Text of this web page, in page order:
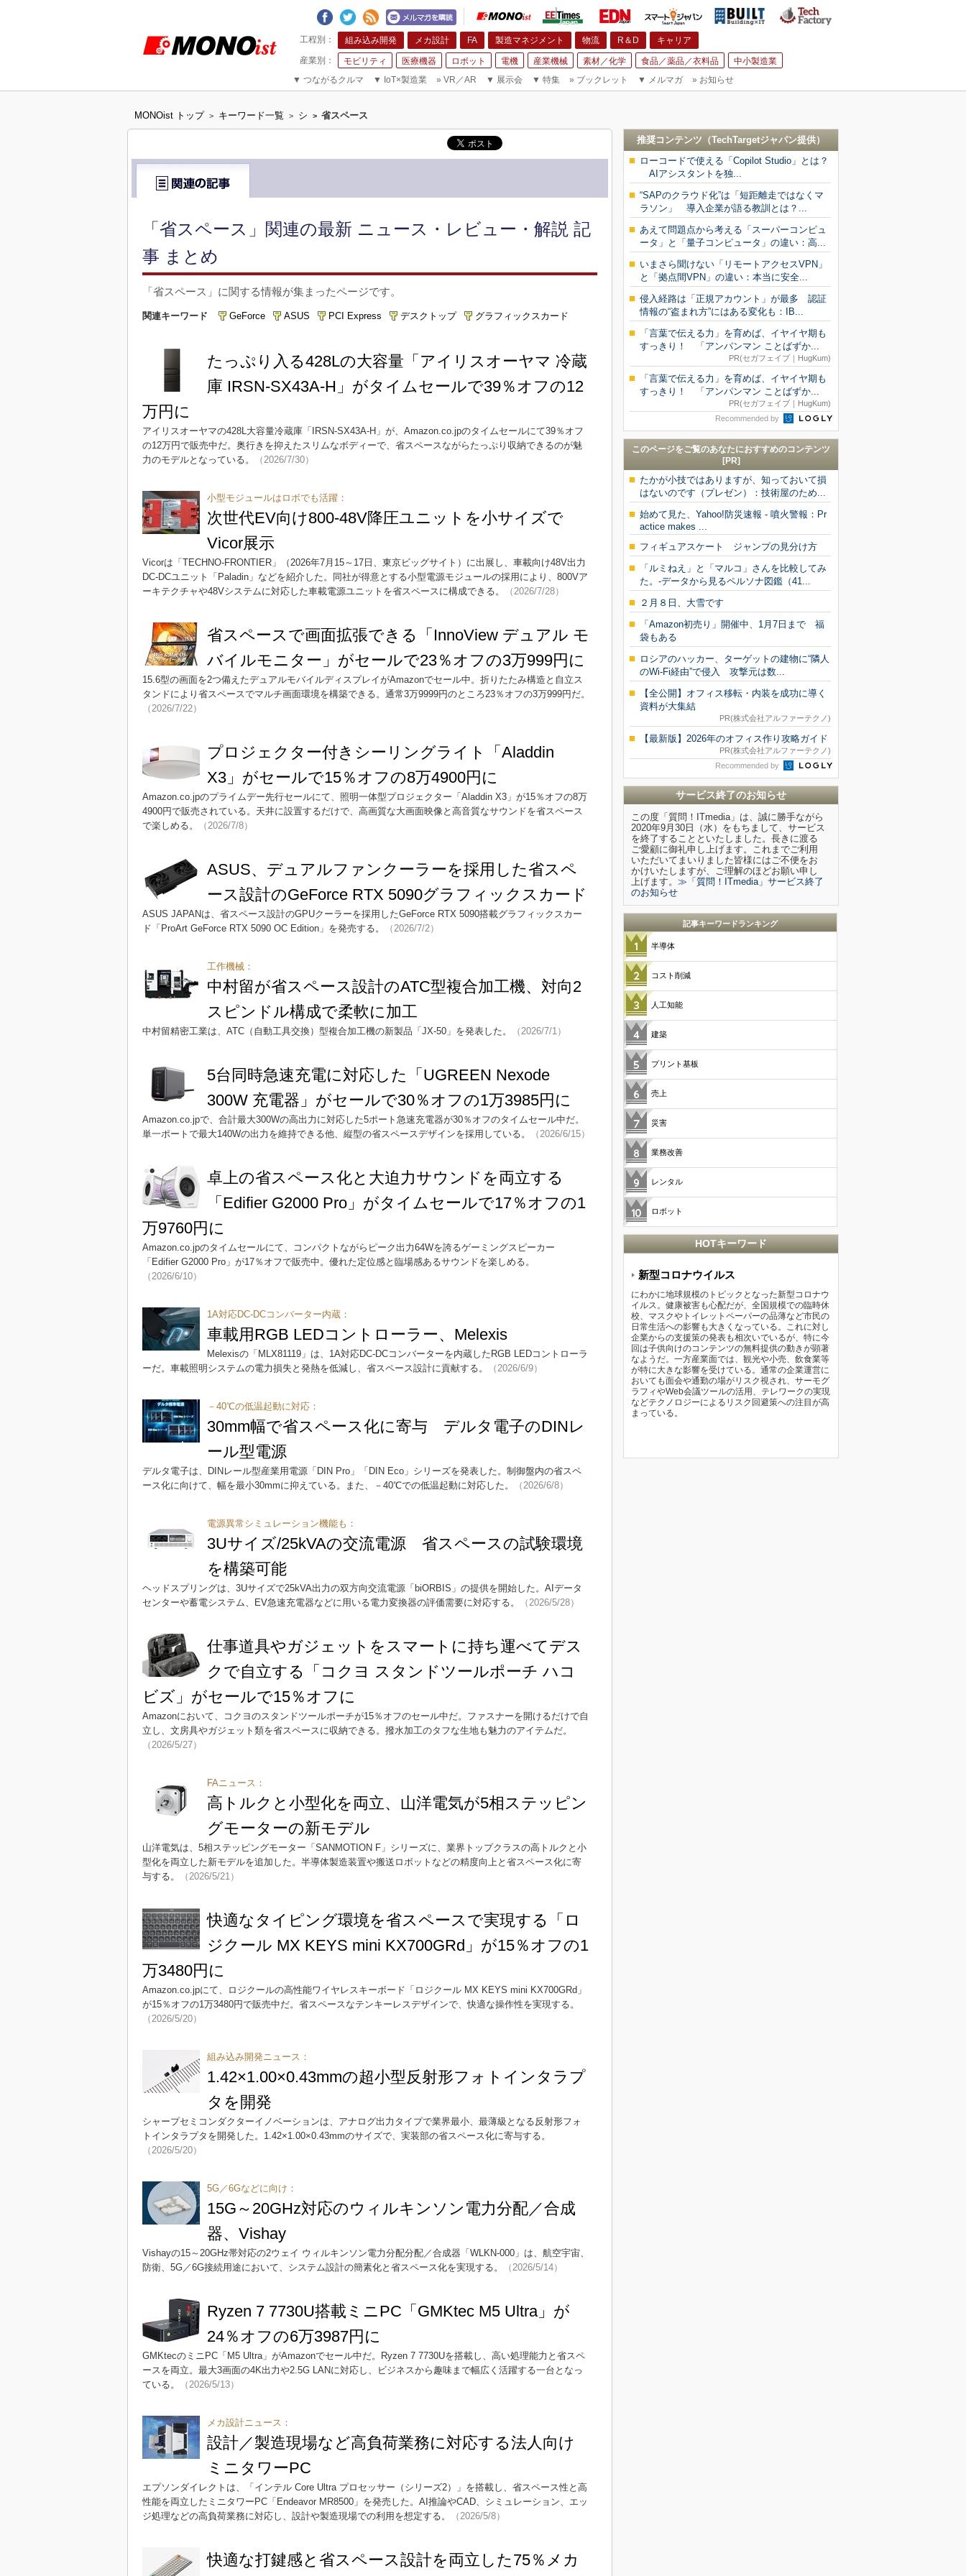
組み込み開発 メカ設計 FA 製造マネジメント 物流 R＆D キャリア
モビリティ 医療機器 ロボット 電機 産業機械 素材／化学 食品／薬品／衣料品
中小製造業
▼ つながるクルマ ▼ IoT×製造業 » VR／AR ▼ 展示会 ▼ 特集 » ブックレット ▼ メルマガ » お知らせ
MONOist トップ > キーワード一覧 > シ > 省スペース
「省スペース」関連の最新 ニュース・レビュー・解説 記
事 まとめ
「省スペース」に関する情報が集まったページです。
関連キーワード GeForce ASUS PCI Express デスクトップ グラフィックスカード
たっぷり入る428Lの大容量「アイリスオーヤマ 冷蔵
庫 IRSN-SX43A-H」がタイムセールで39％オフの12
万円に
アイリスオーヤマの428L大容量冷蔵庫「IRSN-SX43A-H」が、Amazon.co.jpのタイムセールにて39％オフ
の12万円で販売中だ。奥行きを抑えたスリムなボディーで、省スペースながらたっぷり収納できるのが魅
力のモデルとなっている。
（2026/7/30）
小型モジュールはロボでも活躍：
次世代EV向け800-48V降圧ユニットを小サイズで
Vicor展示
Vicorは「TECHNO-FRONTIER」（2026年7月15～17日、東京ビッグサイト）に出展し、車載向け48V出力
DC-DCユニット「Paladin」などを紹介した。同社が得意とする小型電源モジュールの採用により、800Vア
ーキテクチャや48Vシステムに対応した車載電源ユニットを省スペースに構成できる。
（2026/7/28）
省スペースで画面拡張できる「InnoView デュアル モ
バイルモニター」がセールで23％オフの3万999円に
15.6型の画面を2つ備えたデュアルモバイルディスプレイがAmazonでセール中。折りたたみ構造と自立ス
タンドにより省スペースでマルチ画面環境を構築できる。通常3万9999円のところ23％オフの3万999円だ。
（2026/7/22）
プロジェクター付きシーリングライト「Aladdin
X3」がセールで15％オフの8万4900円に
Amazon.co.jpのプライムデー先行セールにて、照明一体型プロジェクター「Aladdin X3」が15％オフの8万
4900円で販売されている。天井に設置するだけで、高画質な大画面映像と高音質なサウンドを省スペース
で楽しめる。
（2026/7/8）
ASUS、デュアルファンクーラーを採用した省スペ
ース設計のGeForce RTX 5090グラフィックスカード
ASUS JAPANは、省スペース設計のGPUクーラーを採用したGeForce RTX 5090搭載グラフィックスカー
ド「ProArt GeForce RTX 5090 OC Edition」を発売する。
（2026/7/2）
工作機械：
中村留が省スペース設計のATC型複合加工機、対向2
スピンドル構成で柔軟に加工
中村留精密工業は、ATC（自動工具交換）型複合加工機の新製品「JX-50」を発表した。 （2026/7/1）
5台同時急速充電に対応した「UGREEN Nexode
300W 充電器」がセールで30％オフの1万3985円に
Amazon.co.jpで、合計最大300Wの高出力に対応した5ポート急速充電器が30％オフのタイムセール中だ。
単一ポートで最大140Wの出力を維持できる他、縦型の省スペースデザインを採用している。
（2026/6/15）
卓上の省スペース化と大迫力サウンドを両立する
「Edifier G2000 Pro」がタイムセールで17％オフの1
万9760円に
Amazon.co.jpのタイムセールにて、コンパクトながらピーク出力64Wを誇るゲーミングスピーカー
「Edifier G2000 Pro」が17％オフで販売中。優れた定位感と臨場感あるサウンドを楽しめる。
（2026/6/10）
1A対応DC-DCコンバーター内蔵：
車載用RGB LEDコントローラー、Melexis
Melexisの「MLX81119」は、1A対応DC-DCコンバーターを内蔵したRGB LEDコントローラ
ーだ。車載照明システムの電力損失と発熱を低減し、省スペース設計に貢献する。
（2026/6/9）
－40℃の低温起動に対応：
30mm幅で省スペース化に寄与 デルタ電子のDINレ
ール型電源
デルタ電子は、DINレール型産業用電源「DIN Pro」「DIN Eco」シリーズを発表した。制御盤内の省スペ
ース化に向けて、幅を最小30mmに抑えている。また、－40℃での低温起動に対応した。
（2026/6/8）
電源異常シミュレーション機能も：
3Uサイズ/25kVAの交流電源 省スペースの試験環境
を構築可能
ヘッドスプリングは、3Uサイズで25kVA出力の双方向交流電源「biORBIS」の提供を開始した。AIデータ
センターや蓄電システム、EV急速充電器などに用いる電力変換器の評価需要に対応する。
（2026/5/28）
仕事道具やガジェットをスマートに持ち運べてデス
クで自立する「コクヨ スタンドツールポーチ ハコ
ビズ」がセールで15％オフに
Amazonにおいて、コクヨのスタンドツールポーチが15％オフのセール中だ。ファスナーを開けるだけで自
立し、文房具やガジェット類を省スペースに収納できる。撥水加工のタフな生地も魅力のアイテムだ。
（2026/5/27）
FAニュース：
高トルクと小型化を両立、山洋電気が5相ステッピン
グモーターの新モデル
山洋電気は、5相ステッピングモーター「SANMOTION F」シリーズに、業界トップクラスの高トルクと小
型化を両立した新モデルを追加した。半導体製造装置や搬送ロボットなどの精度向上と省スペース化に寄
与する。
（2026/5/21）
快適なタイピング環境を省スペースで実現する「ロ
ジクール MX KEYS mini KX700GRd」が15％オフの1
万3480円に
Amazon.co.jpにて、ロジクールの高性能ワイヤレスキーボード「ロジクール MX KEYS mini KX700GRd」
が15％オフの1万3480円で販売中だ。省スペースなテンキーレスデザインで、快適な操作性を実現する。
（2026/5/20）
組み込み開発ニュース：
1.42×1.00×0.43mmの超小型反射形フォトインタラプ
タを開発
シャープセミコンダクターイノベーションは、アナログ出力タイプで業界最小、最薄級となる反射形フォ
トインタラプタを開発した。1.42×1.00×0.43mmのサイズで、実装部の省スペース化に寄与する。
（2026/5/20）
5G／6Gなどに向け：
15G～20GHz対応のウィルキンソン電力分配／合成
器、Vishay
Vishayの15～20GHz帯対応の2ウェイ ウィルキンソン電力分配分配／合成器「WLKN-000」は、航空宇宙、
防衛、5G／6G接続用途において、システム設計の簡素化と省スペース化を実現する。
（2026/5/14）
Ryzen 7 7730U搭載ミニPC「GMKtec M5 Ultra」が
24％オフの6万3987円に
GMKtecのミニPC「M5 Ultra」がAmazonでセール中だ。Ryzen 7 7730Uを搭載し、高い処理能力と省スペ
ースを両立。最大3画面の4K出力や2.5G LANに対応し、ビジネスから趣味まで幅広く活躍する一台となっ
ている。
（2026/5/13）
メカ設計ニュース：
設計／製造現場など高負荷業務に対応する法人向け
ミニタワーPC
エプソンダイレクトは、「インテル Core Ultra プロセッサー（シリーズ2）」を搭載し、省スペース性と高
性能を両立したミニタワーPC「Endeavor MR8500」を発売した。AI推論やCAD、シミュレーション、エッ
ジ処理などの高負荷業務に対応し、設計や製造現場での利用を想定する。
（2026/5/8）
快適な打鍵感と省スペース設計を両立した75％メカ
推奨コンテンツ（TechTargetジャパン提供）
ローコードで使える「Copilot Studio」とは？
AIアシスタントを独...
“SAPのクラウド化”は「短距離走ではなくマ
ラソン」 導入企業が語る教訓とは？...
あえて問題点から考える「スーパーコンピュ
ータ」と「量子コンピュータ」の違い：高...
いまさら聞けない「リモートアクセスVPN」
と「拠点間VPN」の違い：本当に安全...
侵入経路は「正規アカウント」が最多 認証
情報の“盗まれ方”にはある変化も：IB...
「言葉で伝える力」を育めば、イヤイヤ期も
すっきり！ 「アンパンマン ことばずか...
PR(セガフェイブ｜HugKum)
「言葉で伝える力」を育めば、イヤイヤ期も
すっきり！ 「アンパンマン ことばずか...
PR(セガフェイブ｜HugKum)
Recommended by
このページをご覧のあなたにおすすめのコンテンツ
[PR]
たかが小技ではありますが、知っておいて損
はないのです（プレゼン）：技術屋のため...
始めて見た、Yahoo!防災速報 - 噴火警報：Pr
actice makes ...
フィギュアスケート ジャンプの見分け方
「ルミねえ」と「マルコ」さんを比較してみ
た。-データから見るペルソナ図鑑（41...
２月８日、大雪です
「Amazon初売り」開催中、1月7日まで 福
袋もある
ロシアのハッカー、ターゲットの建物に“隣人
のWi-Fi経由”で侵入 攻撃元は数...
【全公開】オフィス移転・内装を成功に導く
資料が大集結
PR(株式会社アルファーテクノ)
【最新版】2026年のオフィス作り攻略ガイド
PR(株式会社アルファーテクノ)
Recommended by
サービス終了のお知らせ
この度「質問！ITmedia」は、誠に勝手ながら
2020年9月30日（水）をもちまして、サービス
を終了することといたしました。長きに渡る
ご愛顧に御礼申し上げます。これまでご利用
いただいてまいりました皆様にはご不便をお
かけいたしますが、ご理解のほどお願い申し
上げます。 ≫「質問！ITmedia」サービス終了
のお知らせ
記事キーワードランキング
半導体
コスト削減
人工知能
建築
プリント基板
売上
災害
業務改善
レンタル
ロボット
HOTキーワード
新型コロナウイルス
にわかに地球規模のトピックとなった新型コロナウ
イルス。健康被害も心配だが、全国規模での臨時休
校、マスクやトイレットペーパーの品薄など市民の
日常生活への影響も大きくなっている。これに対し
企業からの支援策の発表も相次いでいるが、特に今
回は子供向けのコンテンツの無料提供の動きが顕著
なようだ。一方産業面では、観光や小売、飲食業等
が特に大きな影響を受けている。通常の企業運営に
おいても面会や通勤の場がリスク視され、サーモグ
ラフィやWeb会議ツールの活用、テレワークの実現
などテクノロジーによるリスク回避策への注目が高
まっている。